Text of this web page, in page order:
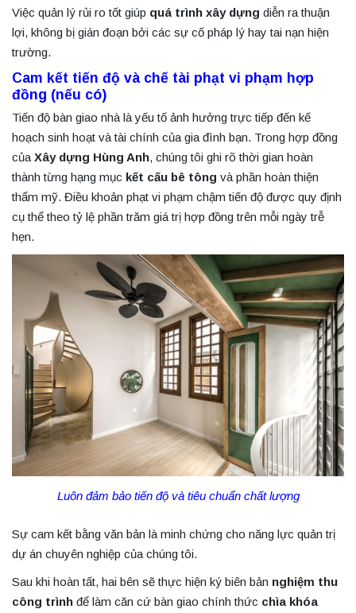
Việc quản lý rủi ro tốt giúp quá trình xây dựng diễn ra thuận
lợi, không bị gián đoạn bởi các sự cố pháp lý hay tai nạn hiện
trường.
Cam kết tiến độ và chế tài phạt vi phạm hợp
đồng (nếu có)
Tiến độ bàn giao nhà là yếu tố ảnh hưởng trực tiếp đến kế
hoạch sinh hoạt và tài chính của gia đình bạn. Trong hợp đồng
của Xây dựng Hùng Anh, chúng tôi ghi rõ thời gian hoàn
thành từng hạng mục kết cấu bê tông và phần hoàn thiện
thẩm mỹ. Điều khoản phạt vi phạm chậm tiến độ được quy định
cụ thể theo tỷ lệ phần trăm giá trị hợp đồng trên mỗi ngày trễ
hẹn.
Luôn đảm bảo tiến độ và tiêu chuẩn chất lượng
Sự cam kết bằng văn bản là minh chứng cho năng lực quản trị
dự án chuyên nghiệp của chúng tôi.
Sau khi hoàn tất, hai bên sẽ thực hiện ký biên bản nghiệm thu
công trình để làm căn cứ bàn giao chính thức chìa khóa